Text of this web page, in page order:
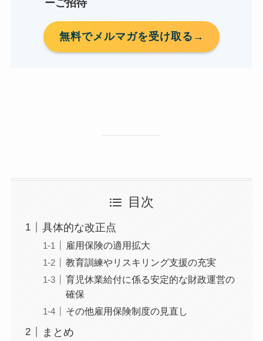
ーご招待
無料でメルマガを受け取る→
目次
具体的な改正点
雇用保険の適用拡大
教育訓練やリスキリング支援の充実
育児休業給付に係る安定的な財政運営の
確保
その他雇用保険制度の見直し
まとめ